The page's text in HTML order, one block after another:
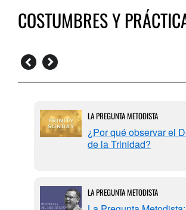
COSTUMBRES Y
LA PREGUNTA METODISTA
¿Por qué observar el
de la Trinidad?
LA PREGUNTA METODISTA